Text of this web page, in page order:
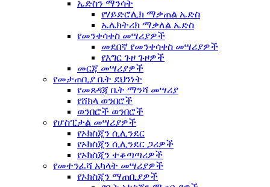
ኤድስን ማንሳት
የሃይድሮሊክ ማቃጠል ኤድስ
ኤሌክትሪክ ማቃለል ኤድስ
የመንቀሳቀስ መሣሪያዎች
መደበኛ የመንቀሳቀስ መሣሪያዎች
የእግር ጉዞ ጉዞዎች
መርጃ መሣሪያዎች
የመታጠቢያ ቤት ደህንነት
የመጸዳጃ ቤት ማንሻ መሣሪያ
የሸክላ ወንበሮች
ወንበሮች ወንበሮች
የሆስፒታል መሣሪያዎች
የኦክስጂን ሲሊንደር
የኦክስጂን ሲሊንደር ጋሪዎች
የኦክስጂን ተቆጣጣሪዎች
የመተንፈሻ አካላት መሣሪያዎች
የኦክስጂን ማጠቢያዎች